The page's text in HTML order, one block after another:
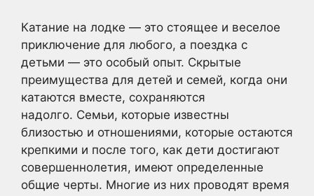
Катание на лодке — это стоящее и веселое
приключение для любого, а поездка с
детьми — это особый опыт. Скрытые
преимущества для детей и семей, когда они
катаются вместе, сохраняются
надолго. Семьи, которые известны
близостью и отношениями, которые остаются
крепкими и после того, как дети достигают
совершеннолетия, имеют определенные
общие черты. Многие из них проводят время